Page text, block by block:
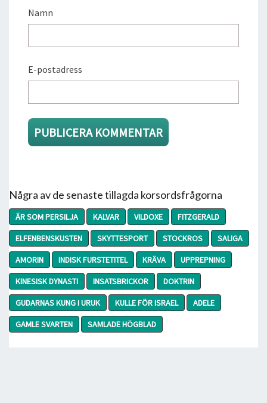
Namn
E-postadress
Några av de senaste tillagda korsordsfrågorna
ÄR SOM PERSILJA KALVAR VILDOXE
FITZGERALD
ELFENBENSKUSTEN
SKYTTESPORT STOCKROS
SALIGA
AMORIN
INDISK FURSTETITEL KRÄVA
UPPREPNING
KINESISK DYNASTI
INSATSBRICKOR
DOKTRIN
GUDARNAS KUNG I URUK
KULLE FÖR ISRAEL
ADELE
GAMLE SVARTEN
SAMLADE HÖGBLAD